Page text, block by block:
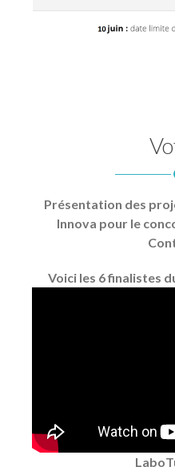
Présentation des
Innova pour le
Voici les 6 finalistes